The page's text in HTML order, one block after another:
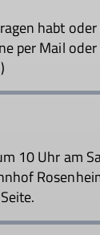
habt
per Mail
10 Uhr am